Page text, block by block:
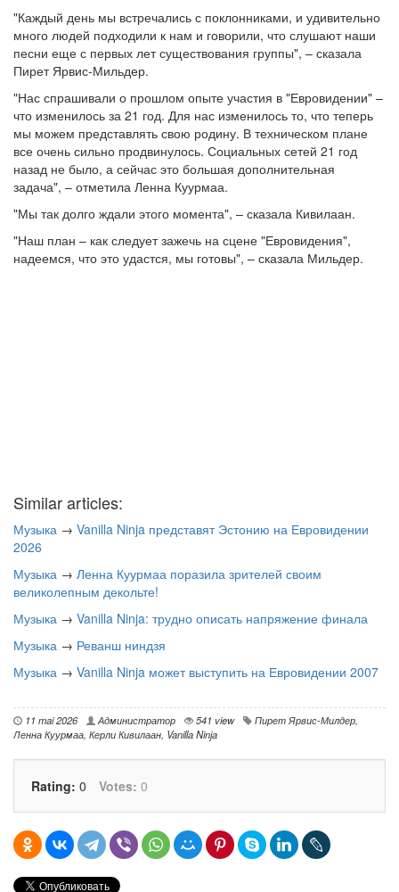
"Каждый день мы встречались с поклонниками, и удивительно
много людей подходили к нам и говорили, что слушают наши
песни еще с первых лет существования группы", – сказала
Пирет Ярвис-Мильдер.
"Нас спрашивали о прошлом опыте участия в "Евровидении" –
что изменилось за 21 год. Для нас изменилось то, что теперь
мы можем представлять свою родину. В техническом плане
все очень сильно продвинулось. Социальных сетей 21 год
назад не было, а сейчас это большая дополнительная
задача", – отметила Ленна Куурмаа.
"Мы так долго ждали этого момента", – сказала Кивилаан.
"Наш план – как следует зажечь на сцене "Евровидения",
надеемся, что это удастся, мы готовы", – сказала Мильдер.
Similar articles:
Музыка → Vanilla Ninja представят Эстонию на Евровидении
2026
Музыка → Ленна Куурмаа поразила зрителей своим
великолепным декольте!
Музыка → Vanilla Ninja: трудно описать напряжение финала
Музыка → Реванш ниндзя
Музыка → Vanilla Ninja может выступить на Евровидении 2007
11 mai 2026 Администратор 541 view Пирет Ярвис-Милдер,
Ленна Куурмаа, Керли Кивилаан, Vanilla Ninja
Rating: 0 Votes: 0